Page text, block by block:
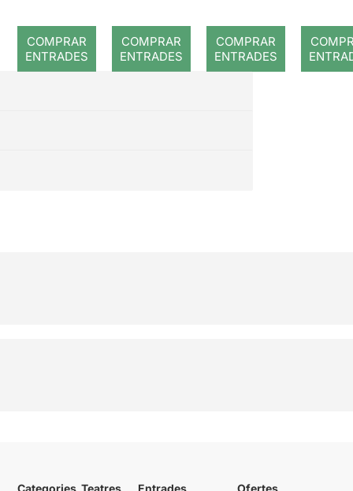
COMPRAR
ENTRADES
COMPRAR
ENTRADES
COMPRAR
ENTRADES
s i
Categories Teatres
Entrades
Ofertes